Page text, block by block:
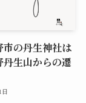
市の丹生神社は
生山からの遷
日